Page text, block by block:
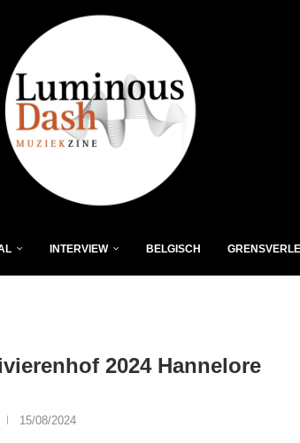
INTERVIEW BELGISCH
2024 Hannelore
15/08/2024